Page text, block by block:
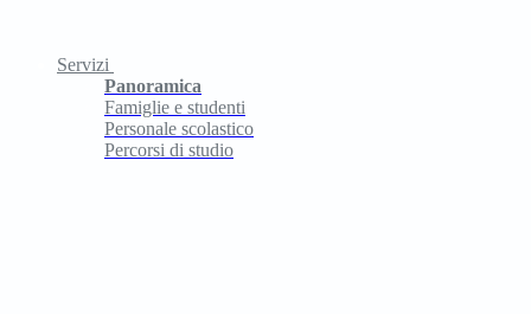
Servizi
Panoramica
Famiglie e studenti
Personale scolastico
Percorsi di studio